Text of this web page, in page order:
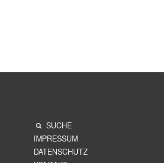
SUCHE
IMPRESSUM
DATENSCHUTZ